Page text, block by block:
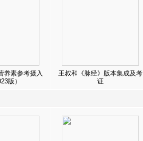
养素参考摄入
版）
王叔和《脉经》版本集成及考
证